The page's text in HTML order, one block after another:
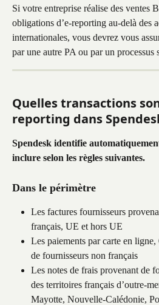
Si votre entreprise réalise des ventes
obligations d’e-reporting au-delà des
internationales, vous devrez vous
par une autre PA ou par un processus
Quelles transactions
reporting dans
Spendesk identifie
inclure selon les règles suivantes.
Dans le périmètre
Les factures fournisseurs
français, UE et hors UE
Les paiements par carte en
de fournisseurs non français
Les notes de frais provenant de
des territoires français d’outre-
Mayotte, Nouvelle-Calédonie,